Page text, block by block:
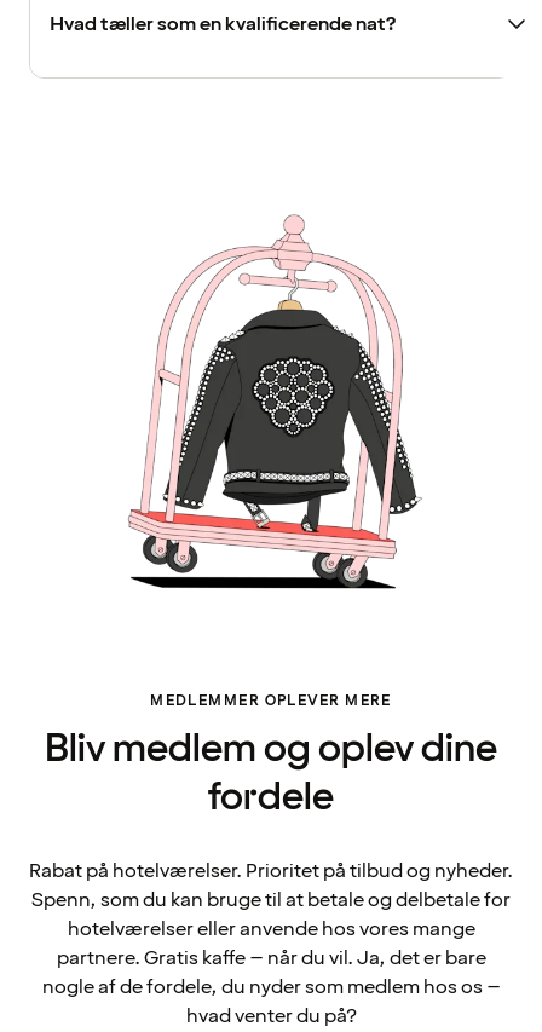
Hvad tæller som en kvalificerende nat?
MEDLEMMER OPLEVER MERE
Bliv medlem og oplev dine
fordele
Rabat på hotelværelser. Prioritet på tilbud og nyheder.
Spenn, som du kan bruge til at betale og delbetale for
hotelværelser eller anvende hos vores mange
partnere. Gratis kaffe – når du vil. Ja, det er bare
nogle af de fordele, du nyder som medlem hos os –
hvad venter du på?